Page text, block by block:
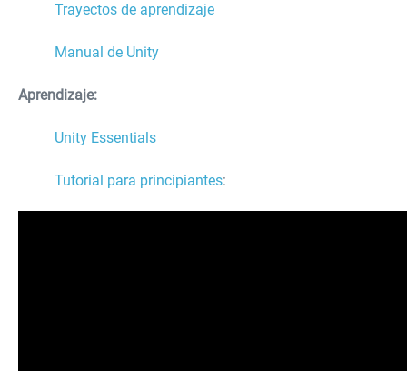
Trayectos de aprendizaje
Manual de Unity
Aprendizaje:
Unity Essentials
Tutorial para principiantes: